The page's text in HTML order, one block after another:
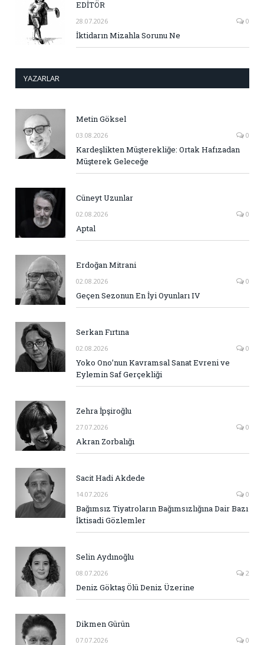
EDİTÖR
28.07.2026 0
İktidarın Mizahla Sorunu Ne
YAZARLAR
Metin Göksel
03.08.2026 0
Kardeşlikten Müşterekliğe: Ortak Hafızadan
Müşterek Geleceğe
Cüneyt Uzunlar
02.08.2026 0
Aptal
Erdoğan Mitrani
02.08.2026 0
Geçen Sezonun En İyi Oyunları IV
Serkan Fırtına
02.08.2026 0
Yoko Ono’nun Kavramsal Sanat Evreni ve
Eylemin Saf Gerçekliği
Zehra İpşiroğlu
27.07.2026 0
Akran Zorbalığı
Sacit Hadi Akdede
14.07.2026 0
Bağımsız Tiyatroların Bağımsızlığına Dair Bazı
İktisadi Gözlemler
Selin Aydınoğlu
08.07.2026 2
Deniz Göktaş Ölü Deniz Üzerine
Dikmen Gürün
07.07.2026 0